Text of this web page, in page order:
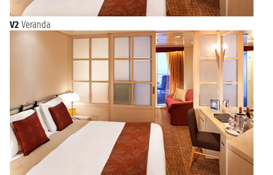
V2 Veranda